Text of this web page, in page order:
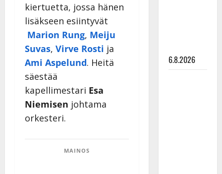
kiertuetta, jossa hänen
lisäkseen esiintyvät
Marion Rung, Meiju
Suvas, Virve Rosti ja
Ami Aspelund. Heitä
säestää
kapellimestari Esa
Niemisen johtama
orkesteri.
MAINOS
6.8.2026